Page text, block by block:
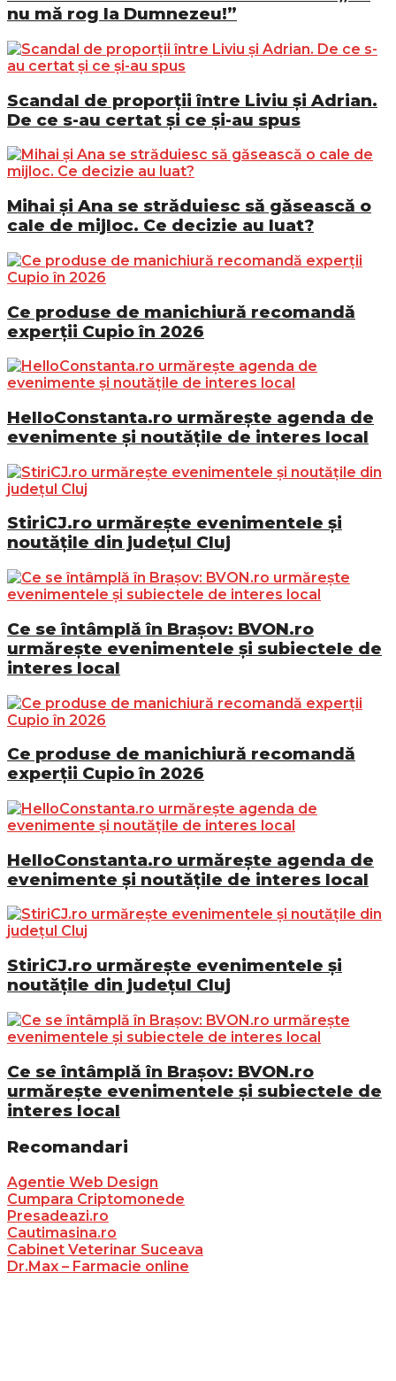
nu mă rog la Dumnezeu!”
Scandal de proporții între Liviu și Adrian.
De ce s-au certat și ce și-au spus
Mihai și Ana se străduiesc să găsească o
cale de mijloc. Ce decizie au luat?
Ce produse de manichiură recomandă
experții Cupio în 2026
HelloConstanta.ro urmărește agenda de
evenimente și noutățile de interes local
StiriCJ.ro urmărește evenimentele și
noutățile din județul Cluj
Ce se întâmplă în Brașov: BVON.ro
urmărește evenimentele și subiectele de
interes local
Ce produse de manichiură recomandă
experții Cupio în 2026
HelloConstanta.ro urmărește agenda de
evenimente și noutățile de interes local
StiriCJ.ro urmărește evenimentele și
noutățile din județul Cluj
Ce se întâmplă în Brașov: BVON.ro
urmărește evenimentele și subiectele de
interes local
Recomandari
Agentie Web Design
Cumpara Criptomonede
Presadeazi.ro
Cautimasina.ro
Cabinet Veterinar Suceava
Dr.Max – Farmacie online